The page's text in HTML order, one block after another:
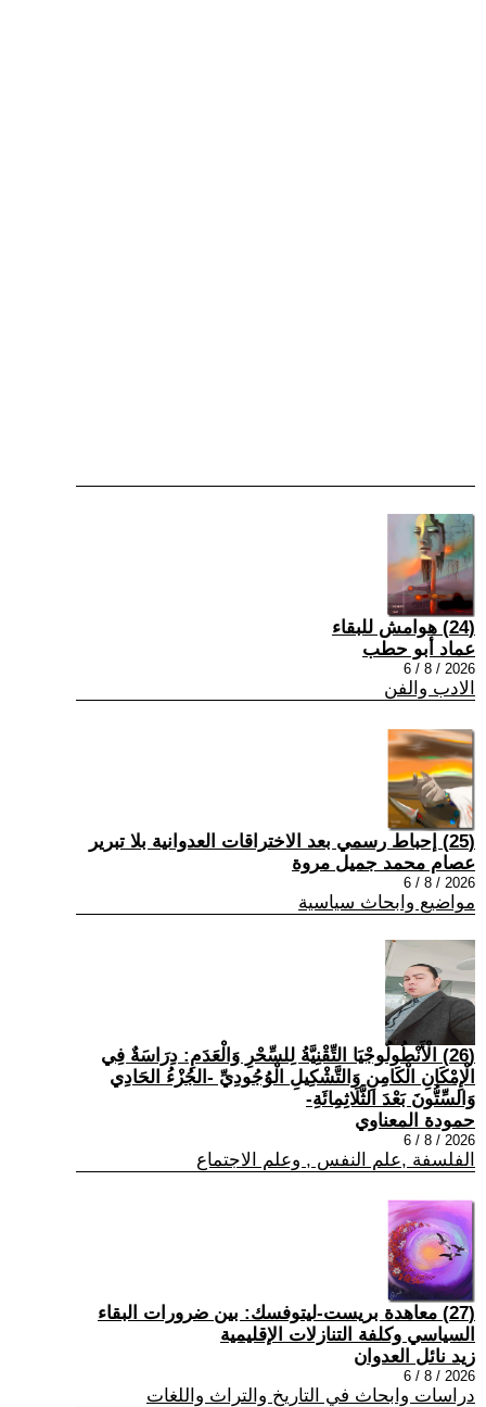
(24) هوامش للبقاء
عماد أبو حطب
2026 / 8 / 6
الادب والفن
(25) إحباط رسمي بعد الاختراقات العدوانية بلا تبرير
عصام محمد جميل مروة
2026 / 8 / 6
مواضيع وابحاث سياسية
(26) الْأَنْطُولُوجْيَا التِّقْنِيَّةُ لِلسِّحْرِ وَالْعَدَمِ: دِرَاسَةٌ فِي
الْإِمْكَانِ الْكَامِنِ وَالتَّشْكِيلِ الْوُجُودِيِّ -الجُزْءُ الحَادِي
وَالسِّتُّونَ بَعْدَ الثَّلَاثِمِائَةِ-
حمودة المعناوي
2026 / 8 / 6
الفلسفة ,علم النفس , وعلم الاجتماع
(27) معاهدة بريست-ليتوفسك: بين ضرورات البقاء
السياسي وكلفة التنازلات الإقليمية
زيد نائل العدوان
2026 / 8 / 6
دراسات وابحاث في التاريخ والتراث واللغات